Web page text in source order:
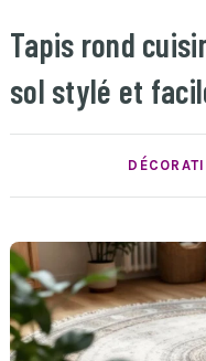
Tapis rond
sol stylé et